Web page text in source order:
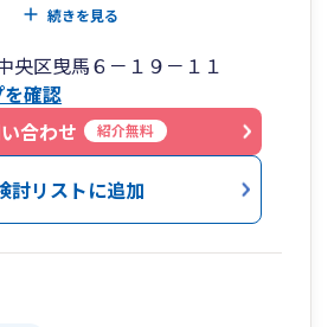
会所属（登録番号15088番）
法人トーマツ（現 デロイト
人）静岡事務所に出向・転籍。
として登録。現在、東海税理
属（登録番号93243番）
一 公認会計士・税理士事務所
立。
続きを見る
央区曳馬６－１９－１１
確認
合わせ
紹介無料
討リストに追加